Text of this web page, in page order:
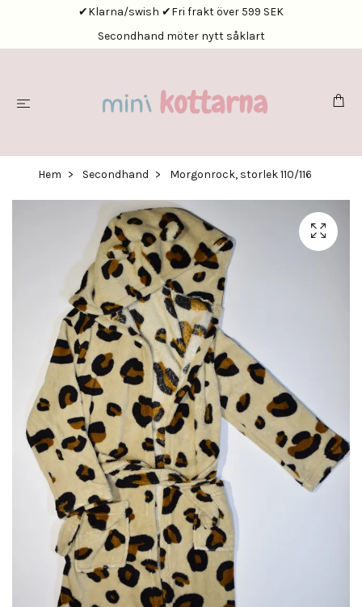
✔Klarna/swish ✔Fri frakt över 599 SEK
Secondhand möter nytt såklart
Hem Secondhand Morgonrock, storlek 110/116